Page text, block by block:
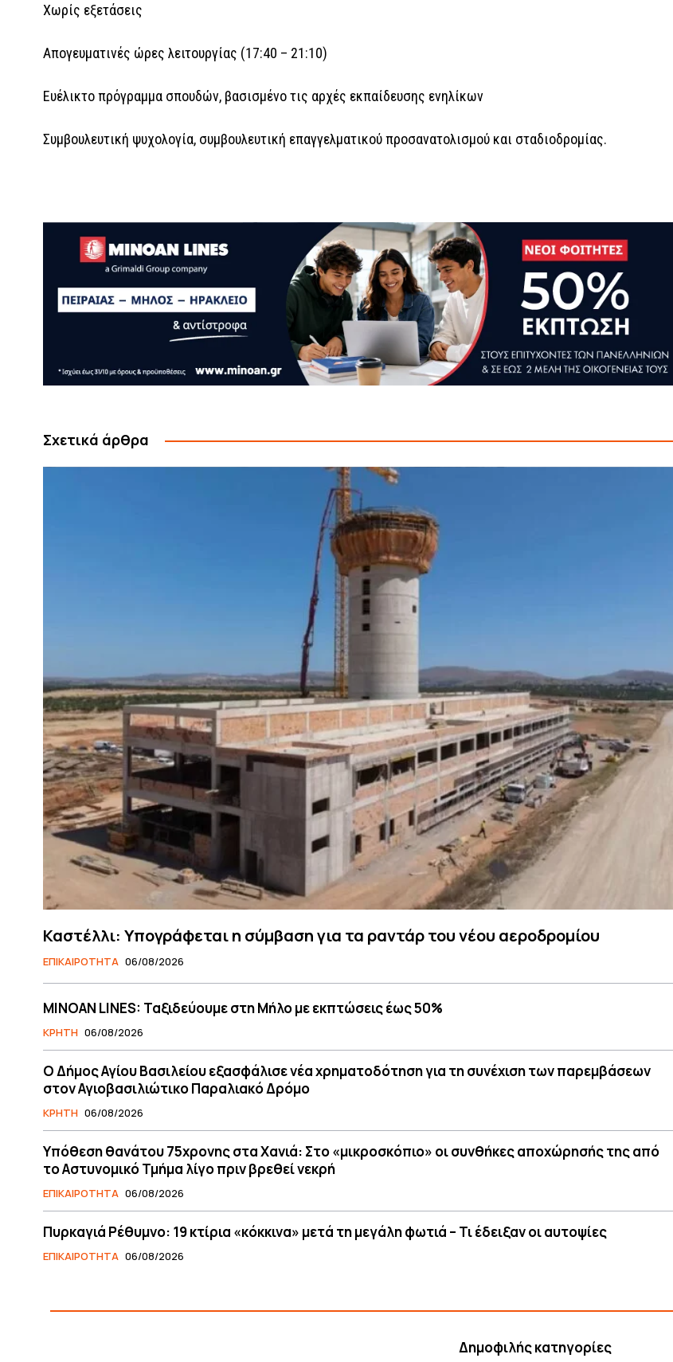
Χωρίς εξετάσεις
Απογευματινές ώρες λειτουργίας (17:40 – 21:10)
Ευέλικτο πρόγραμμα σπουδών, βασισμένο τις αρχές εκπαίδευσης ενηλίκων
Συμβουλευτική ψυχολογία, συμβουλευτική επαγγελματικού προσανατολισμού και σταδιοδρομίας.
Σχετικά άρθρα
Καστέλλι: Υπογράφεται η σύμβαση για τα ραντάρ του νέου αεροδρομίου
ΕΠΙΚΑΙΡΟΤΗΤΑ 06/08/2026
MINOAN LINES: Ταξιδεύουμε στη Μήλο με εκπτώσεις έως 50%
ΚΡΗΤΗ 06/08/2026
O Δήμος Αγίου Βασιλείου εξασφάλισε νέα χρηματοδότηση για τη συνέχιση των παρεμβάσεων
στον Αγιοβασιλιώτικο Παραλιακό Δρόμο
ΚΡΗΤΗ 06/08/2026
Υπόθεση θανάτου 75χρονης στα Χανιά: Στο «μικροσκόπιο» οι συνθήκες αποχώρησής της από
το Αστυνομικό Τμήμα λίγο πριν βρεθεί νεκρή
ΕΠΙΚΑΙΡΟΤΗΤΑ 06/08/2026
Πυρκαγιά Ρέθυμνο: 19 κτίρια «κόκκινα» μετά τη μεγάλη φωτιά – Τι έδειξαν οι αυτοψίες
ΕΠΙΚΑΙΡΟΤΗΤΑ 06/08/2026
Δημοφιλής κατηγορίες